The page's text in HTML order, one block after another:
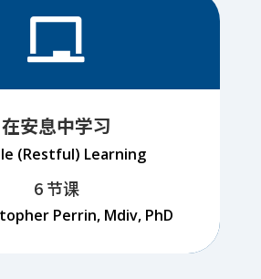

在安息中学习
(Restful) Learning
6 节课
Perrin, Mdiv, PhD